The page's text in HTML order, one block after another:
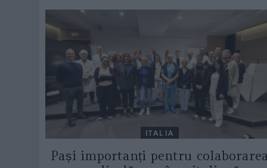
ITALIA
Pași importanți pentru